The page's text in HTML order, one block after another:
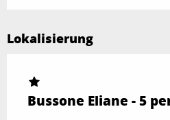
Lokalisierung
Bussone Eliane - 5